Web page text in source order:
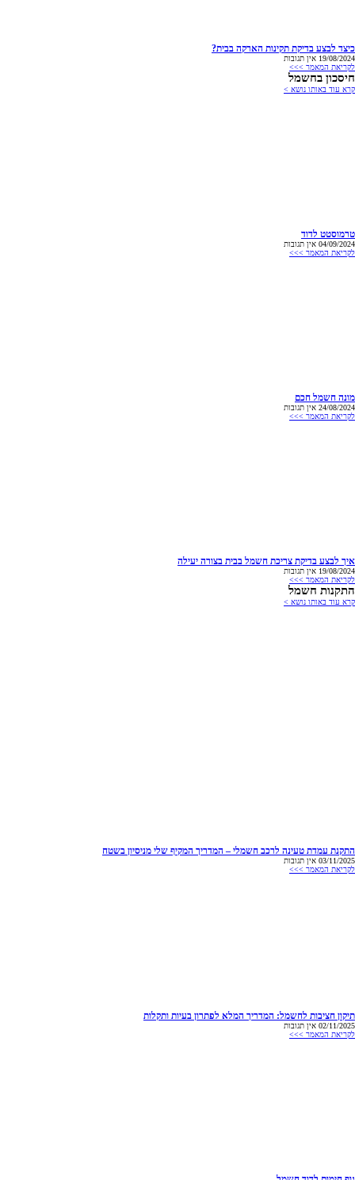
כיצד לבצע בדיקת תקינות הארקה בבית?
19/08/2024 אין תגובות
לקריאת המאמר >>>
חיסכון בחשמל
קרא עוד באותו נושא >
טרמוסטט לדוד
04/09/2024 אין תגובות
לקריאת המאמר >>>
מונה חשמל חכם
24/08/2024 אין תגובות
לקריאת המאמר >>>
איך לבצע בדיקת צריכת חשמל בבית בצורה יעילה
19/08/2024 אין תגובות
לקריאת המאמר >>>
התקנות חשמל
קרא עוד באותו נושא >
התקנת עמדת טעינה לרכב חשמלי – המדריך המקיף שלי מניסיון בשטח
03/11/2025 אין תגובות
לקריאת המאמר >>>
תיקון חציבות לחשמל: המדריך המלא לפתרון בעיות ותקלות
02/11/2025 אין תגובות
לקריאת המאמר >>>